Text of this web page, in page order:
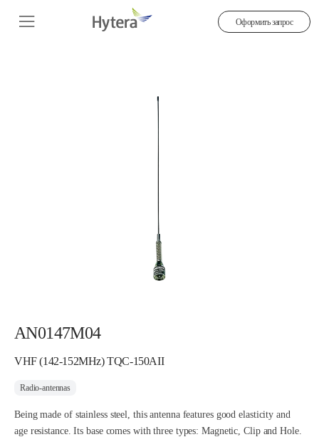
Оформить запрос
AN0147M04
VHF (142-152MHz) TQC-150AII
Radio-antennas
Being made of stainless steel, this antenna features good elasticity and
age resistance. Its base comes with three types: Magnetic, Clip and Hole.